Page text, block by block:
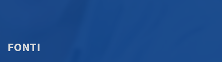
FONTI